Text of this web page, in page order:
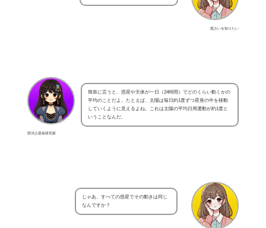
星占いを知りたい
西洋占星術研究家
簡単に言うと、惑星や天体が一日（24時間）でどのくらい動くかの
平均のことだよ。たとえば、太陽は毎日約1度ずつ星座の中を移動
していくように見えるよね。これは太陽の平均日周運動が約1度と
いうことなんだ。
じゃあ、すべての惑星でその動きは同じ
なんですか？